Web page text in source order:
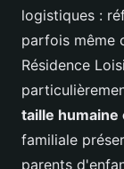
logistiques :
parfois même
Résidence
taille humaine
familiale
parents